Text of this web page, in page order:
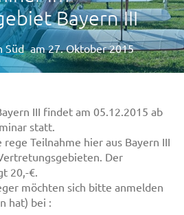
Bayern III
Süd am 27. Oktober 2015
III findet am 05.12.2015 ab
statt.
Teilnahme hier aus Bayern III
Der
20,-€.
möchten sich bitte anmelden
hat) bei :